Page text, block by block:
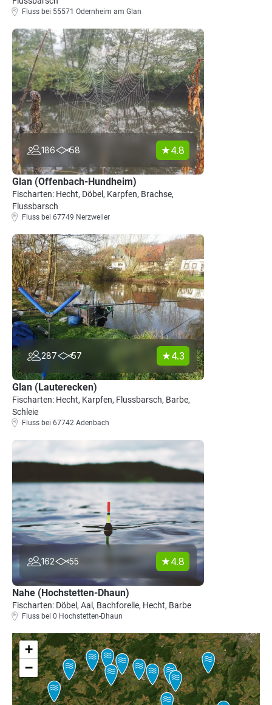
Fluss bei 55571 Odernheim am Glan
186 58 4.8
Glan (Offenbach-Hundheim)
Fischarten: Hecht, Döbel, Karpfen, Brachse,
Flussbarsch
Fluss bei 67749 Nerzweiler
287 57 4.3
Glan (Lauterecken)
Fischarten: Hecht, Karpfen, Flussbarsch, Barbe,
Schleie
Fluss bei 67742 Adenbach
162 55 4.8
Nahe (Hochstetten-Dhaun)
Fischarten: Döbel, Aal, Bachforelle, Hecht, Barbe
Fluss bei 0 Hochstetten-Dhaun
+
−